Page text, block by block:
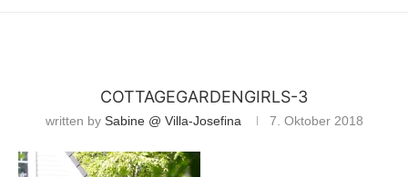
COTTAGEGARDENGIRLS-3
written by Sabine @ Villa-Josefina 7. Oktober 2018